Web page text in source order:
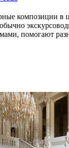
композиции в
помогают